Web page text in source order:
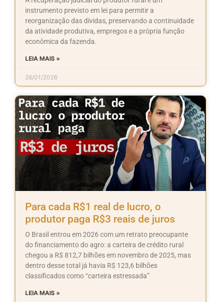
instrumento previsto em lei para permitir a
reorganização das dívidas, preservando a continuidade
da atividade produtiva, empregos e a própria função
econômica da fazenda.
LEIA MAIS »
26/01/2026
Para cada R$1 real de lucro, o
produtor paga R$3 reais de juros
O Brasil entrou em 2026 com um retrato preocupante
do financiamento do agro: a carteira de crédito rural
chegou a R$ 812,7 bilhões em novembro de 2025, mas
dentro desse total já havia R$ 123,6 bilhões
classificados como “carteira estressada”
LEIA MAIS »